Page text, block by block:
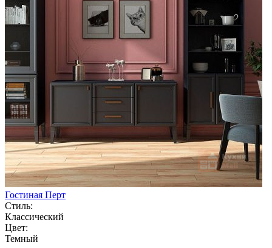
Гостиная Перт
Стиль:
Классический
Цвет:
Темный